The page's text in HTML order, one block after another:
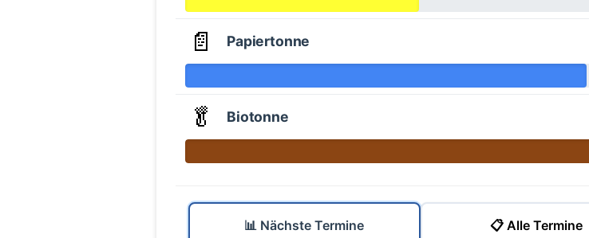
📄 Papiertonne
🥬 Biotonne
📊 Nächste Termine 📋 Alle Termine